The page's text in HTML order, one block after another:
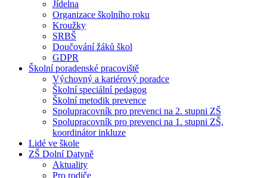
Jídelna
Organizace školního roku
Kroužky
SRBŠ
Doučování žáků škol
GDPR
Školní poradenské pracoviště
Výchovný a kariérový poradce
Školní speciální pedagog
Školní metodik prevence
Spolupracovník pro prevenci na 2. stupni ZŠ
Spolupracovník pro prevenci na 1. stupni ZŠ,
koordinátor inkluze
Lidé ve škole
ZŠ Dolní Datyně
Aktuality
Pro rodiče